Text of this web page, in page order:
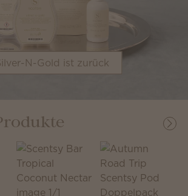
N-Gold ist zurück